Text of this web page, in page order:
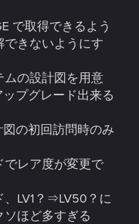
で取得できるよう
きないようにす
ムの設計図を用意
プグレード出来る
図の初回訪問時のみ
でレア度が変更で
、LV1？⇒LV50？に
ほど多すぎる